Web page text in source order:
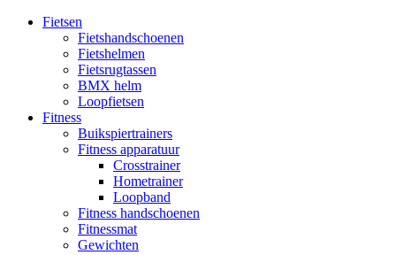
Fietsen
Fietshandschoenen
Fietshelmen
Fietsrugtassen
BMX helm
Loopfietsen
Fitness
Buikspiertrainers
Fitness apparatuur
Crosstrainer
Hometrainer
Loopband
Fitness handschoenen
Fitnessmat
Gewichten